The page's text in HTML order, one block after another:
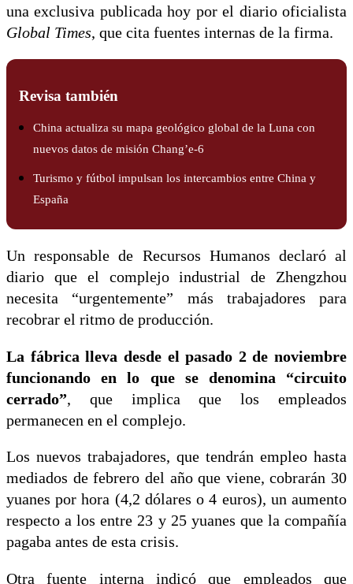
una exclusiva publicada hoy por el diario oficialista
Global Times, que cita fuentes internas de la firma.
Revisa también
China actualiza su mapa geológico global de la Luna con
nuevos datos de misión Chang’e-6
Turismo y fútbol impulsan los intercambios entre China y
España
Un responsable de Recursos Humanos declaró al
diario que el complejo industrial de Zhengzhou
necesita “urgentemente” más trabajadores para
recobrar el ritmo de producción.
La fábrica lleva desde el pasado 2 de noviembre
funcionando en lo que se denomina “circuito
cerrado”, que implica que los empleados
permanecen en el complejo.
Los nuevos trabajadores, que tendrán empleo hasta
mediados de febrero del año que viene, cobrarán 30
yuanes por hora (4,2 dólares o 4 euros), un aumento
respecto a los entre 23 y 25 yuanes que la compañía
pagaba antes de esta crisis.
Otra fuente interna indicó que empleados que